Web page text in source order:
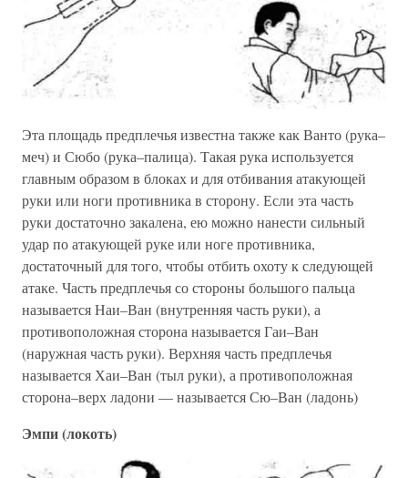
Эта площадь предплечья известна также как Ванто (рука–
меч) и Сюбо (рука–палица). Такая рука используется
главным образом в блоках и для отбивания атакующей
руки или ноги противника в сторону. Если эта часть
руки достаточно закалена, ею можно нанести сильный
удар по атакующей руке или ноге противника,
достаточный для того, чтобы отбить охоту к следующей
атаке. Часть предплечья со стороны большого пальца
называется Наи–Ван (внутренняя часть руки), а
противоположная сторона называется Гаи–Ван
(наружная часть руки). Верхняя часть предплечья
называется Хаи–Ван (тыл руки), а противоположная
сторона–верх ладони — называется Сю–Ван (ладонь)
Эмпи (локоть)